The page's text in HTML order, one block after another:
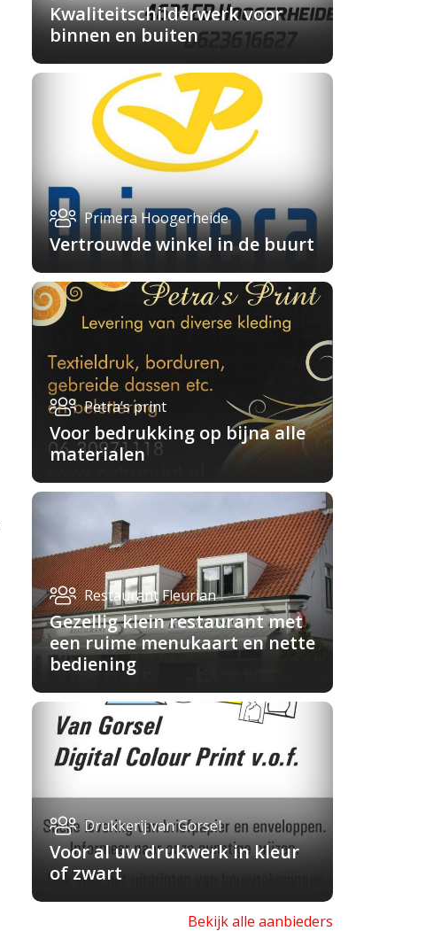
Kwaliteitschilderwerk voor
binnen en buiten
Primera Hoogerheide
Vertrouwde winkel in de buurt
Petra’s print
Voor bedrukking op bijna alle
materialen
Restaurant Fleurian
Gezellig klein restaurant met
een ruime menukaart en nette
bediening
Drukkerij van Gorsel
Voor al uw drukwerk in kleur
of zwart
Bekijk alle aanbieders